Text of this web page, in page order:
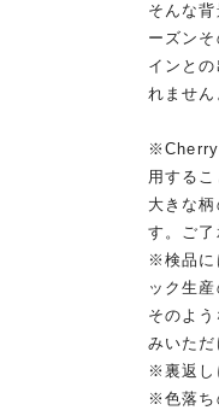
そんな
ーズン
インと
れません
※Cherry
用する
大きな
す。ご了
※検品に
ック生
そのよ
みいただ
※裏返し
※色落ち